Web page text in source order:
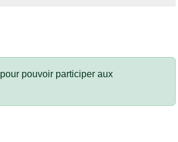
pour pouvoir participer aux